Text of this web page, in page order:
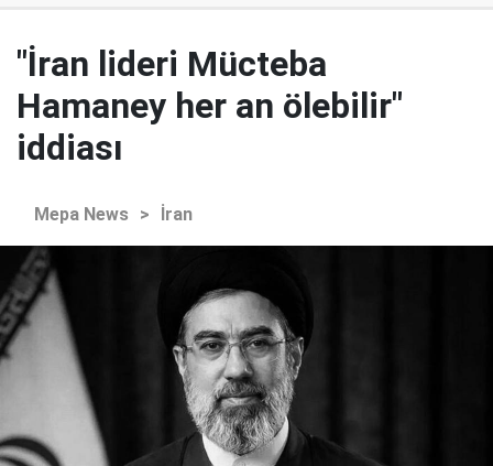
"İran lideri Mücteba
Hamaney her an ölebilir"
iddiası
Mepa News > İran